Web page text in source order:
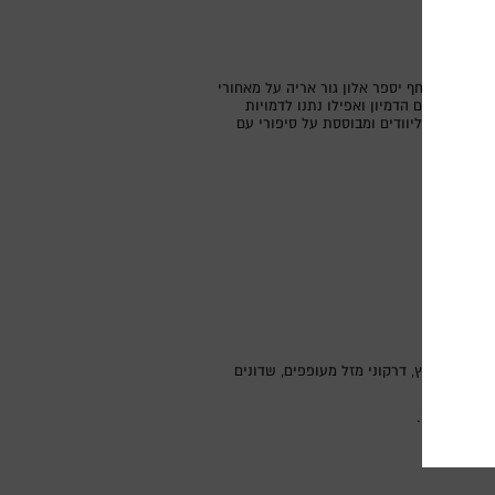
סוחף יספר אלון גור אריה על מאחורי
את עולם הדמיון ואפילו נתנו לדמויות
הוליוודים ומבוססת על סיפורי עם
מרוץ, דרקוני מזל מעופפים, שדונים
אנדה.